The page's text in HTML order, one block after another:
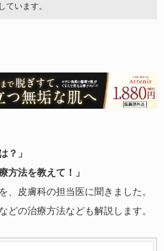
ています。
？」
方法を教えて！」
、皮膚科の担当医に聞きました。
どの治療方法なども解説します。